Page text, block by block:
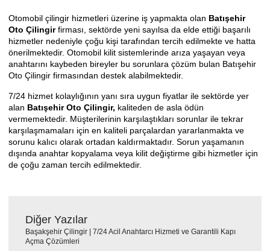
Otomobil çilingir hizmetleri üzerine iş yapmakta olan Batışehir
Oto Çilingirfirması, sektörde yeni sayılsa da elde ettiği başarılı
hizmetler nedeniyle çoğu kişi tarafından tercih edilmekte ve hatta
önerilmektedir. Otomobil kilit sistemlerinde arıza yaşayan veya
anahtarını kaybeden bireyler bu sorunlara çözüm bulan Batışehir
Oto Çilingir firmasından destek alabilmektedir.
7/24 hizmet kolaylığının yanı sıra uygun fiyatlar ile sektörde yer
alan Batışehir Oto Çilingir, kaliteden de asla ödün
vermemektedir. Müşterilerinin karşılaştıkları sorunlar ile tekrar
karşılaşmamaları için en kaliteli parçalardan yararlanmakta ve
sorunu kalıcı olarak ortadan kaldırmaktadır. Sorun yaşamanın
dışında anahtar kopyalama veya kilit değiştirme gibi hizmetler için
de çoğu zaman tercih edilmektedir.
Diğer Yazılar
Başakşehir Çilingir | 7/24 Acil Anahtarcı Hizmeti ve Garantili Kapı
Açma Çözümleri